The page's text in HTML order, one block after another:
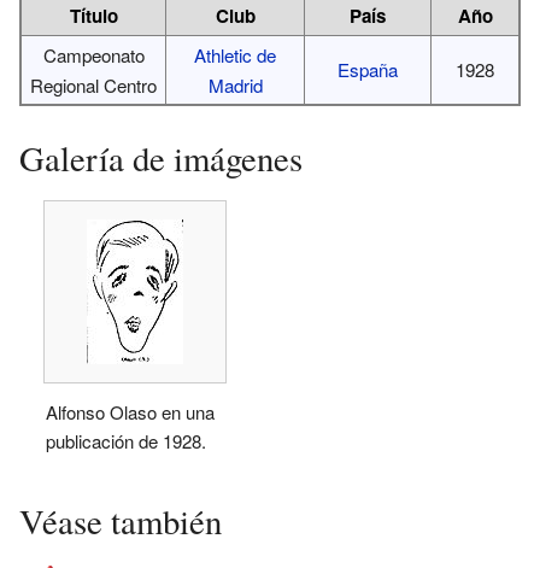
Título Club País Año
Campeonato
Regional Centro
Athletic de
Madrid
España 1928
Galería de imágenes
Alfonso Olaso en una
publicación de 1928.
Véase también